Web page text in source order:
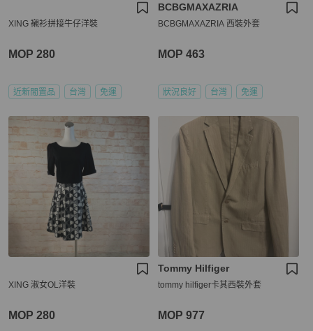
XING 襯衫拼接牛仔洋裝
MOP 280
近新閒置品 台灣 免運
BCBGMAXAZRIA
BCBGMAXAZRIA 西裝外套
MOP 463
狀況良好 台灣 免運
XING 淑女OL洋裝
MOP 280
Tommy Hilfiger
tommy hilfiger卡其西裝外套
MOP 977